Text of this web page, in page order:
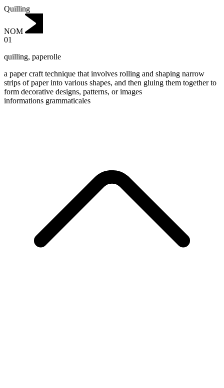
Quilling
NOM
01
quilling, paperolle
a paper craft technique that involves rolling and shaping narrow
strips of paper into various shapes, and then gluing them together to
form decorative designs, patterns, or images
informations grammaticales